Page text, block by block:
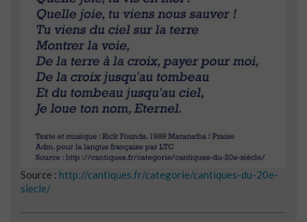
Source : http://cantiques.fr/categorie/cantiques-du-20e-
siecle/